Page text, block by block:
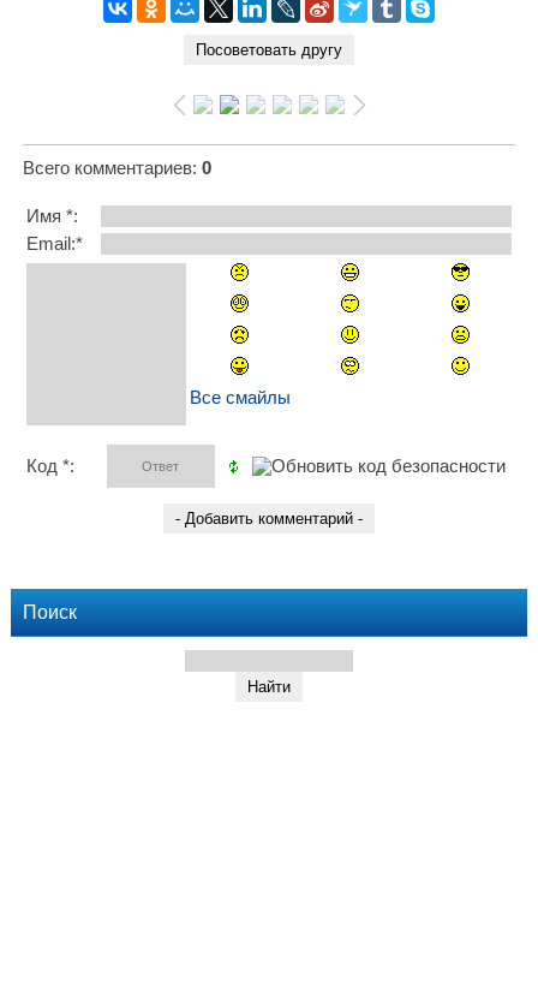
Всего комментариев: 0
Имя *:
Email:*
Все смайлы
Код *:
Поиск